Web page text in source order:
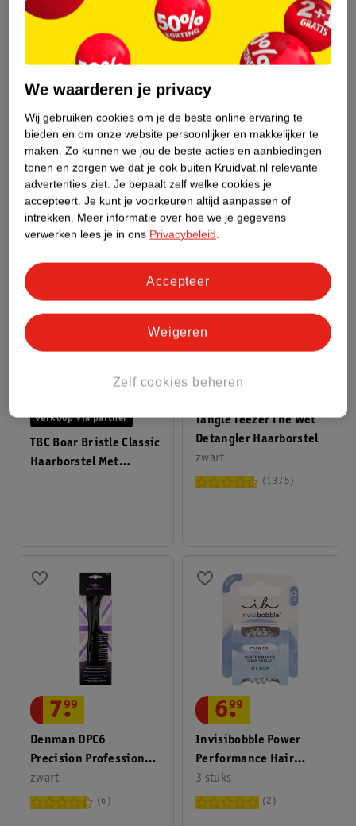
Haarklem
roze
5.
99
Kruidvat Brown Clip-In
Hairextensions
50cm
9.
99
TBC Boar Bristle Classic
Haarborstel Met
Verkoop via partner
Tangle Teezer The Wet
Detangler Haarborstel
zwart
17
1375
Denman DPC6
Precision Professional
Kam
zwart
7.
99
6
Invisibobble Power
Performance Hair
Spiral Haarelastieken
3 stuks
6.
99
2
We waarderen je privacy
Wij gebruiken cookies om je de beste online ervaring te
bieden en om onze website persoonlijker en makkelijker te
maken. Zo kunnen we jou de beste acties en aanbiedingen
tonen en zorgen we dat je ook buiten Kruidvat.nl relevante
advertenties ziet. Je bepaalt zelf welke cookies je
accepteert. Je kunt je voorkeuren altijd aanpassen of
intrekken. Meer informatie over hoe we je gegevens
verwerken lees je in ons Privacybeleid.
Zelf cookies beheren
Weigeren
Accepteer